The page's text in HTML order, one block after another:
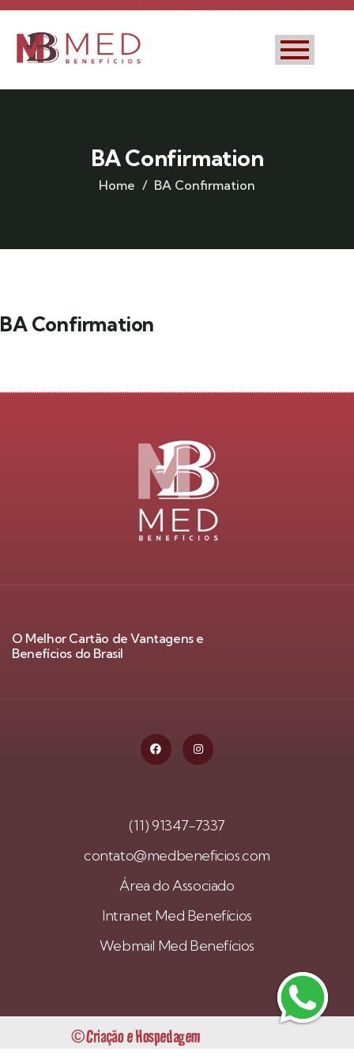
BA Confirmation
Home BA Confirmation
BA Confirmation
O Melhor Cartão de Vantagens e
Benefícios do Brasil
(11) 91347-7337
contato@medbeneficios.com
Área do Associado
Intranet Med Benefícios
Webmail Med Benefícios
© Criação e Hospedagem